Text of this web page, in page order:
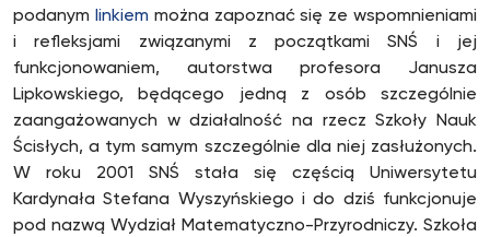
podanym linkiem można zapoznać się ze wspomnieniami
i refleksjami związanymi z początkami SNŚ i jej
funkcjonowaniem, autorstwa profesora Janusza
Lipkowskiego, będącego jedną z osób szczególnie
zaangażowanych w działalność na rzecz Szkoły Nauk
Ścisłych, a tym samym szczególnie dla niej zasłużonych.
W roku 2001 SNŚ stała się częścią Uniwersytetu
Kardynała Stefana Wyszyńskiego i do dziś funkcjonuje
pod nazwą Wydział Matematyczno-Przyrodniczy. Szkoła